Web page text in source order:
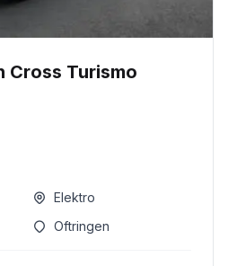
Cross Turismo
Elektro
Oftringen